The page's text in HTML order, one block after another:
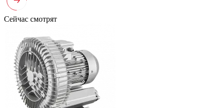
Сейчас смотрят